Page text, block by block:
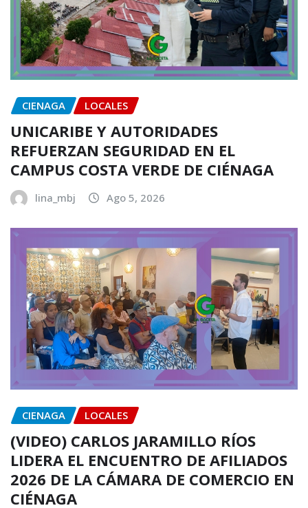
CIENAGA LOCALES
UNICARIBE Y AUTORIDADES
REFUERZAN SEGURIDAD EN EL
CAMPUS COSTA VERDE DE CIÉNAGA
lina_mbj Ago 5, 2026
CIENAGA LOCALES
(VIDEO) CARLOS JARAMILLO RÍOS
LIDERA EL ENCUENTRO DE AFILIADOS
2026 DE LA CÁMARA DE COMERCIO EN
CIÉNAGA